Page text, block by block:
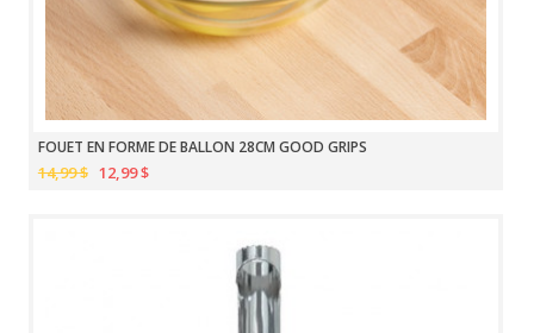
FOUET EN FORME DE BALLON 28CM GOOD GRIPS
14,99 $ 12,99 $